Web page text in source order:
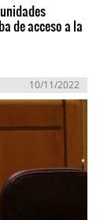
de acceso a la
10/11/2022